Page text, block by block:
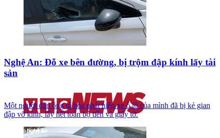
Nghệ An: Đỗ xe bên đường, bị trộm đập kính lấy tài
sản
Một người đàn ông tá hỏa phát hiện xe ô tô của mình đã bị kẻ gian
đập vỡ kính, lấy hết toàn bộ tiền và giấy tờ.